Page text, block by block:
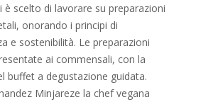
è scelto di lavorare su preparazioni
onorando i principi di
e sostenibilità. Le preparazioni
ai commensali, con la
buffet a degustazione guidata.
Minjareze la chef vegana